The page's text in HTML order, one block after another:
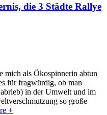
die 3 Städte Rallye
mich als Ökospinnerin abtun
für fragwürdig, ob man
in der Umwelt und im
so große
+